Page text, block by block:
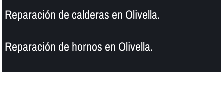
Reparación de calderas en Olivella.
Reparación de hornos en Olivella.